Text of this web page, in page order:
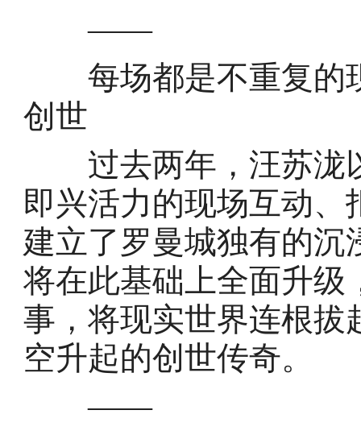
——
每场都是不重复的
创世
过去两年，汪苏泷
即兴活力的现场互动
建立了罗曼城独有的沉
将在此基础上全面升级
事，将现实世界连根拔
空升起的创世传奇。
——